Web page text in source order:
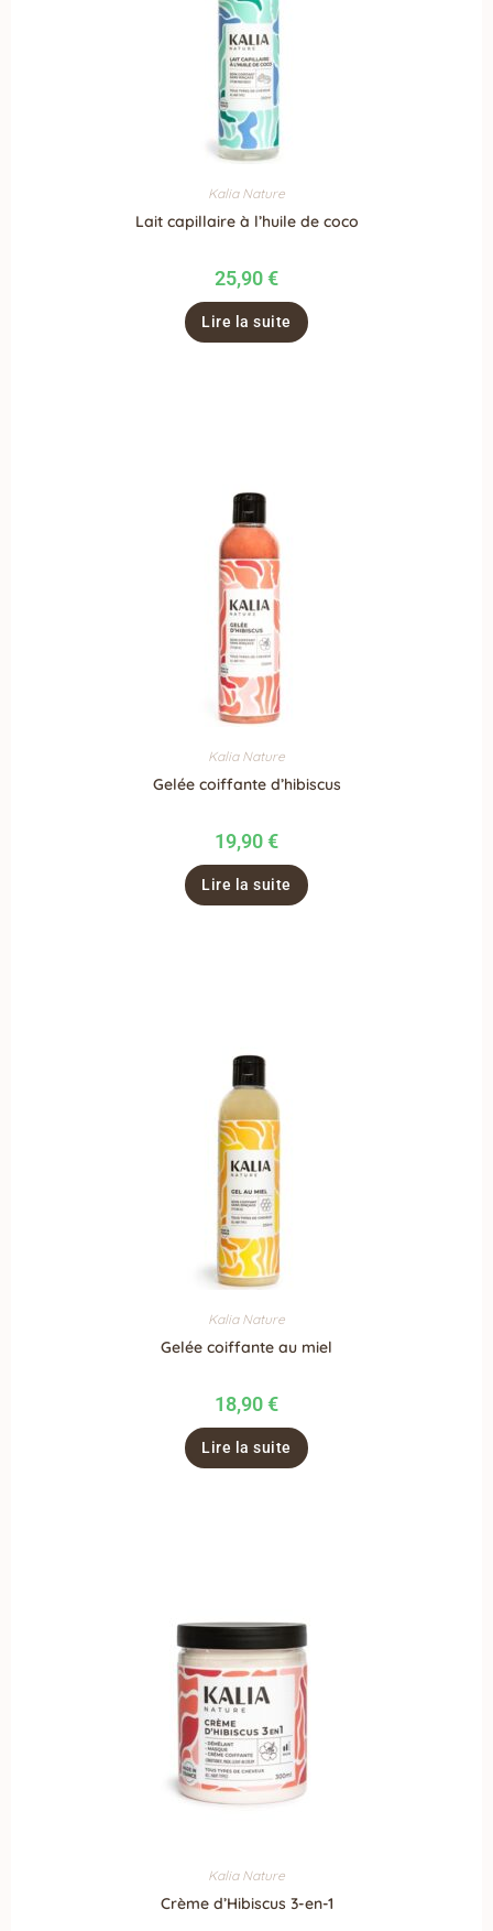
Kalia Nature
Lait capillaire à l’huile de coco
25,90€
Lire la suite
Kalia Nature
Gelée coiffante d’hibiscus
19,90€
Lire la suite
Kalia Nature
Gelée coiffante au miel
18,90€
Lire la suite
Kalia Nature
Crème d’Hibiscus 3-en-1